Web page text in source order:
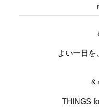
よい一日を
&
THINGS